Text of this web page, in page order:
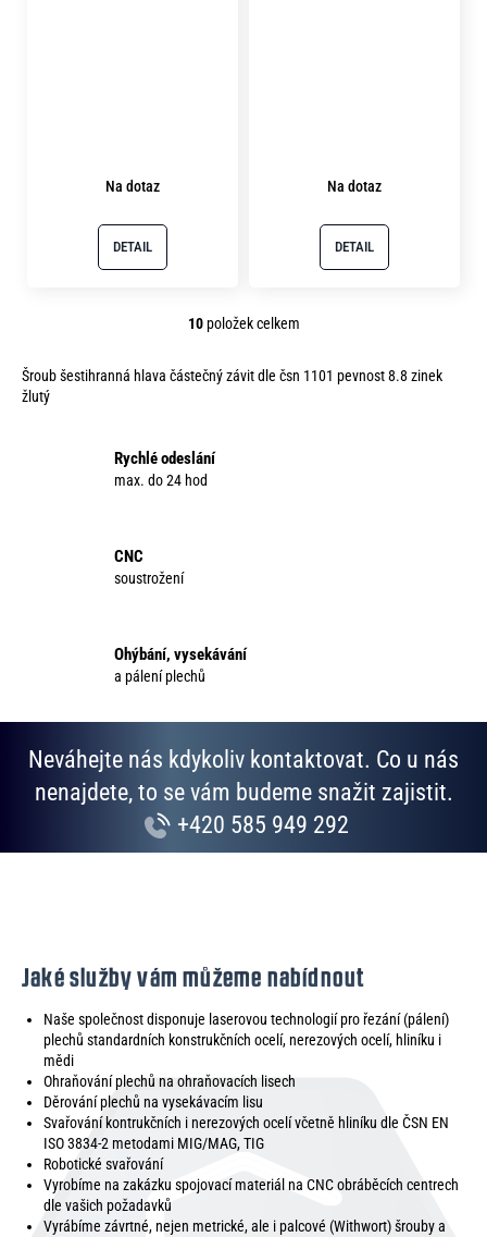
Na dotaz
DETAIL
Na dotaz
DETAIL
O
l
v
i
u
10položek celkem
Šroub šestihranná hlava částečný závit dle čsn 1101 pevnost 8.8 zinek
žlutý
Rychlé odeslání
max. do 24 hod
CNC
soustrožení
Ohýbání, vysekávání
a pálení plechů
Neváhejte nás kdykoliv kontaktovat. Co u nás
nenajdete, to se vám budeme snažit zajistit.
+420 585 949 292
Jaké služby vám můžeme nabídnout
Naše společnost disponuje laserovou technologií pro řezání (pálení)
plechů standardních konstrukčních ocelí, nerezových ocelí, hliníku i
mědi
Ohraňování plechů na ohraňovacích lisech
Děrování plechů na vysekávacím lisu
Svařování kontrukčních i nerezových ocelí včetně hliníku dle ČSN EN
ISO 3834-2 metodami MIG/MAG, TIG
Robotické svařování
Vyrobíme na zakázku spojovací materiál na CNC obráběcích centrech
dle vašich požadavků
Vyrábíme závrtné, nejen metrické, ale i palcové (Withwort) šrouby a